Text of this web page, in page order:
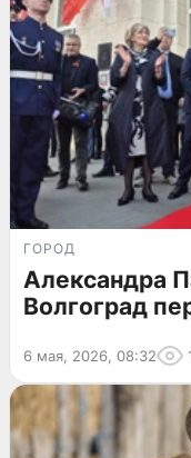
ГОРОД
Александра
Волгоград
6 мая, 2026, 08:32